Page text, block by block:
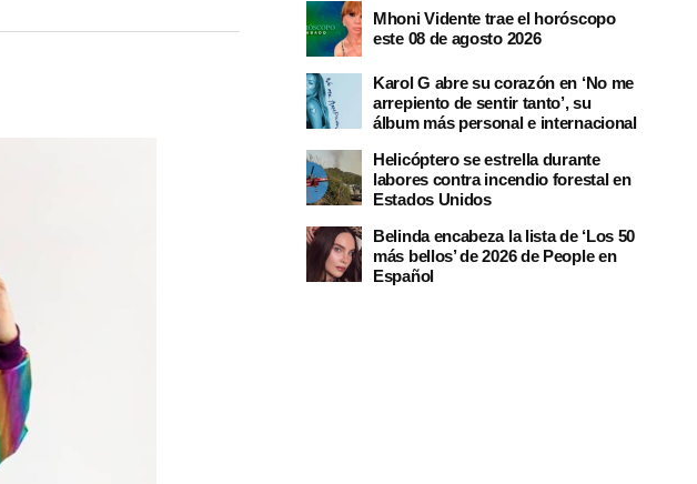
Mhoni Vidente trae el horóscopo
este 08 de agosto 2026
Karol G abre su corazón en ‘No me
arrepiento de sentir tanto’, su
álbum más personal e internacional
Helicóptero se estrella durante
labores contra incendio forestal en
Estados Unidos
Belinda encabeza la lista de ‘Los 50
más bellos’ de 2026 de People en
Español